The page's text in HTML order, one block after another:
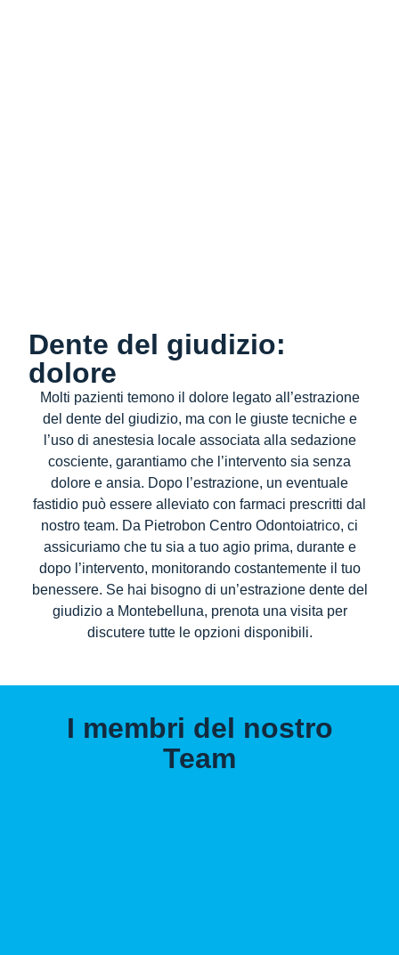
Dente del giudizio:
dolore
Molti pazienti temono il dolore legato all’estrazione
del dente del giudizio, ma con le giuste tecniche e
l’uso di anestesia locale associata alla sedazione
cosciente, garantiamo che l’intervento sia senza
dolore e ansia. Dopo l’estrazione, un eventuale
fastidio può essere alleviato con farmaci prescritti dal
nostro team. Da Pietrobon Centro Odontoiatrico, ci
assicuriamo che tu sia a tuo agio prima, durante e
dopo l’intervento, monitorando costantemente il tuo
benessere. Se hai bisogno di un’estrazione dente del
giudizio a Montebelluna, prenota una visita per
discutere tutte le opzioni disponibili.
I membri del nostro
Team